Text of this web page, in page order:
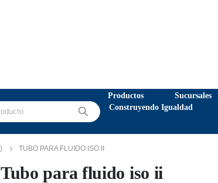
Productos Sucursales
Construyendo Igualdad
TUBO PARA FLUIDO ISO II
Tubo para fluido iso ii